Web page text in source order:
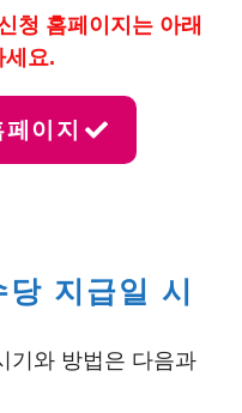
청 홈페이지는 아래
세요.
이지
지급일 시
기와 방법은 다음과